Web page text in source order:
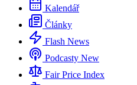
Kalendář
Články
Flash News
Podcasty New
Fair Price Index